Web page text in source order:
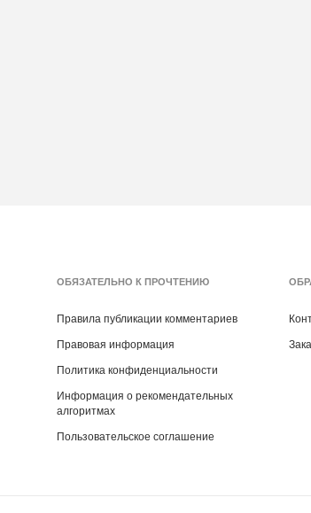
ОБЯЗАТЕЛЬНО К ПРОЧТЕНИЮ
Правила публикации комментариев
Правовая информация
Политика конфиденциальности
Информация о рекомендательных
алгоритмах
Пользовательское соглашение